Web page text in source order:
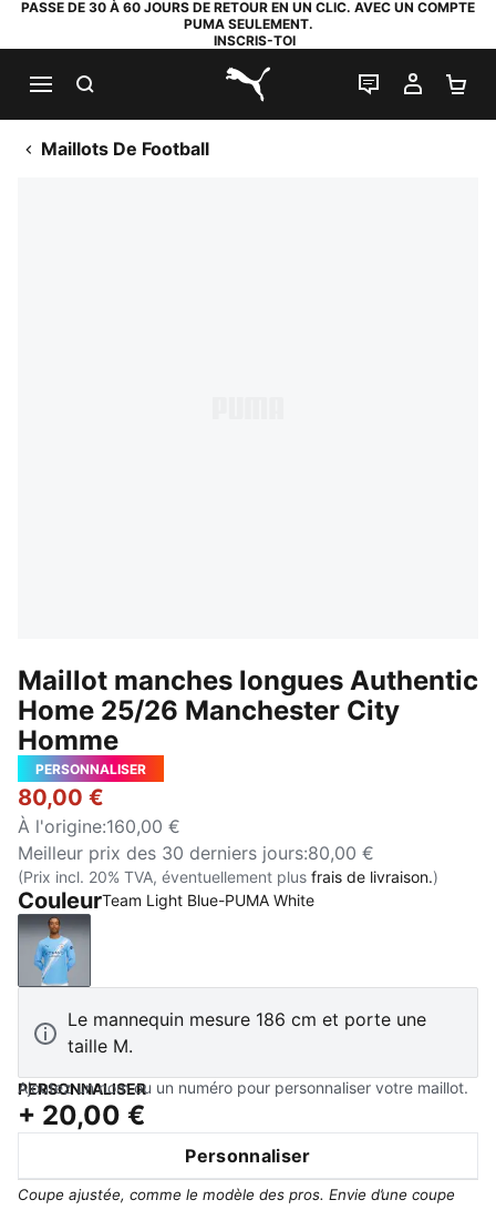
PASSE DE 30 À 60 JOURS DE RETOUR EN UN CLIC. AVEC UN COMPTE
PUMA SEULEMENT.
INSCRIS-TOI
PUMA.com
LIVE CHAT
MON
Maillots De Football
Maillot manches longues Authentic
Home 25/26 Manchester City
Homme
PERSONNALISER
80,00 €
À l'origine:160,00 €
Meilleur prix des 30 derniers jours:80,00 €
(Prix incl. 20% TVA, éventuellement plus frais de livraison.)
CouleurTeam Light Blue-PUMA White
Team Light Blue-PUMA White
Le mannequin mesure 186 cm et porte une
taille M.
PERSONNALISER
Ajoutez un nom ou un numéro pour personnaliser votre maillot.
+ 20,00 €
Personnaliser
Coupe ajustée, comme le modèle des pros. Envie d’une coupe